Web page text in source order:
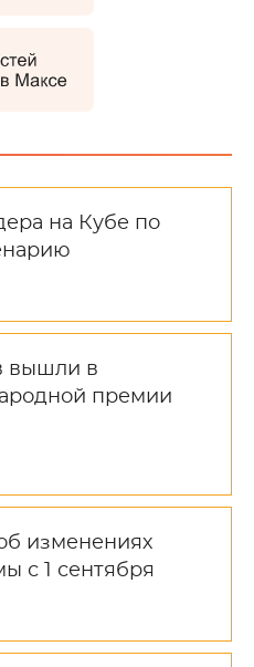
на Кубе по
вышли в
премии
изменениях
с 1 сентября